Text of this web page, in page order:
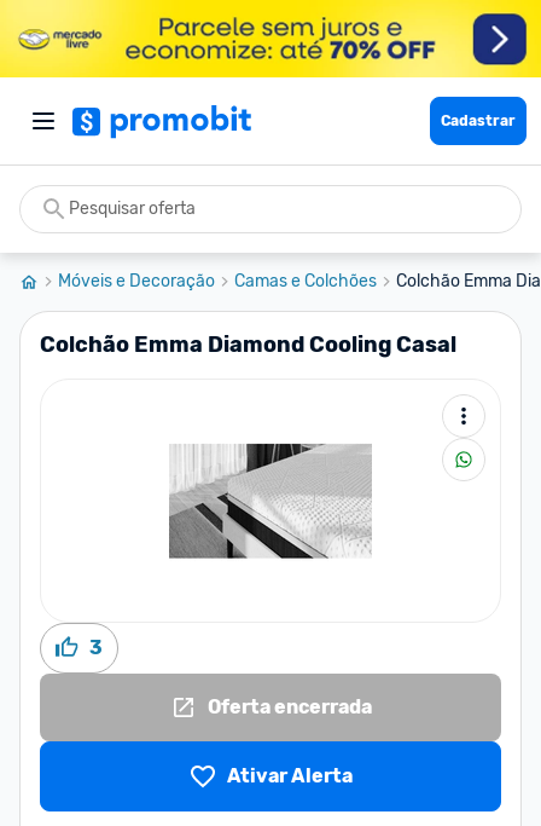
Cadastrar
Móveis e Decoração Camas e Colchões Colchão Emma
Colchão Emma Diamond Cooling Casal
3
Oferta encerrada
Ativar Alerta